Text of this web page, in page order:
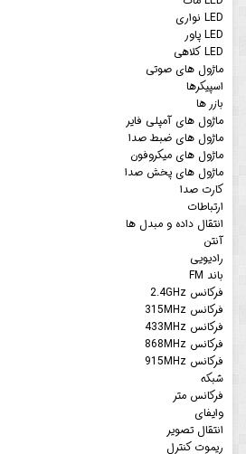
LED نواری
LED پاور
LED کلاهی
ماژول های صوتی
اسپیکرها
بازر ها
ماژول های آمپلی فایر
ماژول های ضبط صدا
ماژول های میکروفون
ماژول های پخش صدا
کارت صدا
ارتباطات
انتقال داده و مبدل ها
آنتن
رادیویی
باند FM
فرکانس 2.4GHz
فرکانس 315MHz
فرکانس 433MHz
فرکانس 868MHz
فرکانس 915MHz
شبکه
فرکانس متر
وایفای
انتقال تصویر
ریموت کنترل